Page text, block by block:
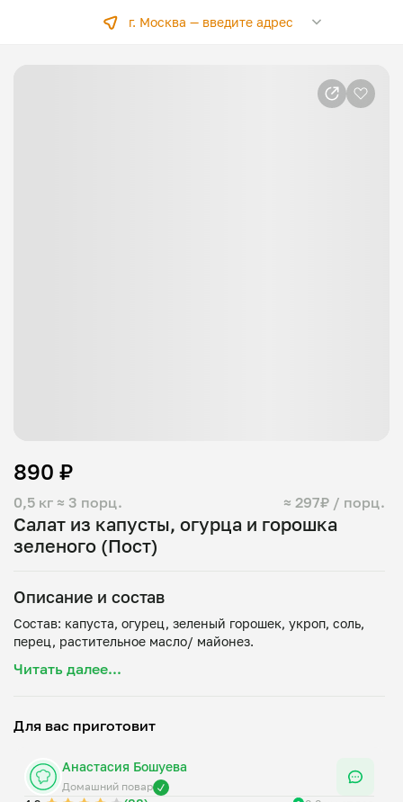
г. Москва —введите адрес
Салат из капусты, огурца и горошка
зеленого (Пост)
0,5 кг ≈ 3 порц. ≈ 297₽ / порц.
890 ₽
Описание и состав
Состав: капуста, огурец, зеленый горошек, укроп, соль,
Читать далее...
Для вас приготовит
Анастасия Бошуева
Домашний повар